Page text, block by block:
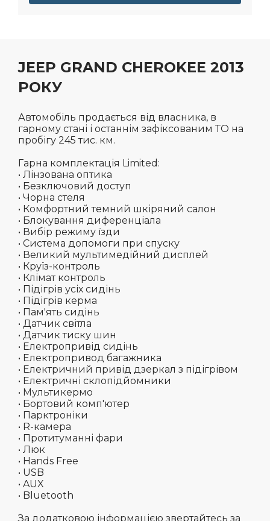
JEEP GRAND CHEROKEE 2013
РОКУ
Автомобіль продається від власника, в
гарному стані і останнім зафіксованим ТО на
пробігу 245 тис. км.
Гарна комплектація Limited:
• Лінзована оптика
• Безключовий доступ
• Чорна стеля
• Комфортний темний шкіряний салон
• Блокування диференціала
• Вибір режиму їзди
• Система допомоги при спуску
• Великий мультимедійний дисплей
• Круїз-контроль
• Клімат контроль
• Підігрів усіх сидінь
• Підігрів керма
• Пам'ять сидінь
• Датчик світла
• Датчик тиску шин
• Електропривід сидінь
• Електропривод багажника
• Електричний привід дзеркал з підігрівом
• Електричні склопідйомники
• Мультикермо
• Бортовий комп'ютер
• Парктроніки
• R-камера
• Протитуманні фари
• Люк
• Hands Free
• USB
• AUX
• Bluetooth
За додатковою інформацією звертайтесь за